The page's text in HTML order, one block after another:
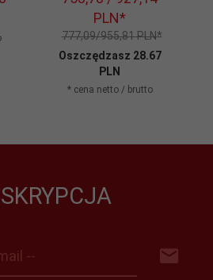
PLN*
777,09/955,81 PLN*
Oszczędzasz 28.67
PLN
* cena netto / brutto
--